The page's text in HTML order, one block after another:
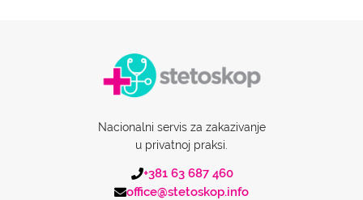
Nacionalni servis za zakazivanje
u privatnoj praksi.
+381 63 687 460
office@stetoskop.info